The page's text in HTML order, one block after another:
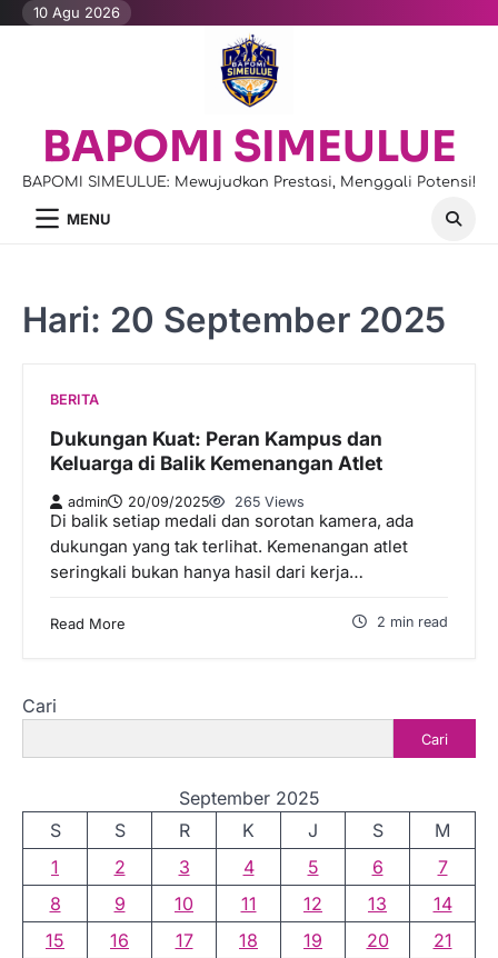
Skip10 Agu 2026
BAPOMI SIMEULUE
BAPOMI SIMEULUE: Mewujudkan Prestasi, Menggali Potensi!
MENU
Hari: 20 September 2025
BERITA
Dukungan Kuat: Peran Kampus dan
Keluarga di Balik Kemenangan Atlet
admin 20/09/2025 265 Views
Di balik setiap medali dan sorotan kamera, ada
dukungan yang tak terlihat. Kemenangan atlet
seringkali bukan hanya hasil dari kerja…
Read More 2 min read
Cari
Cari
September 2025
S
S R K J S
M
1
2 3 4 5 6
7
8
9 10 11 12 13
14
15
16 17 18 19 20
21